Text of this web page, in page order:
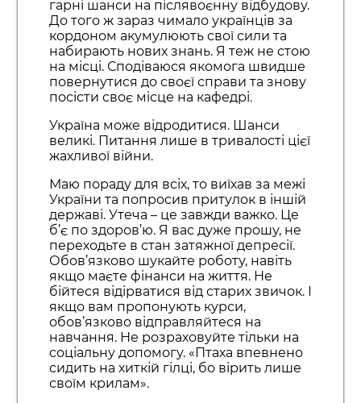
гарні шанси на післявоєнну відбудову.
До того ж зараз чимало українців за
кордоном акумулюють свої сили та
набирають нових знань. Я теж не стою
на місці. Сподіваюся якомога швидше
повернутися до своєї справи та знову
посісти своє місце на кафедрі.
Україна може відродитися. Шанси
великі. Питання лише в тривалості цієї
жахливої війни.
Маю пораду для всіх, то виїхав за межі
України та попросив притулок в іншій
державі. Утеча – це завжди важко. Це
б’є по здоров’ю. Я вас дуже прошу, не
переходьте в стан затяжної депресії.
Обов’язково шукайте роботу, навіть
якщо маєте фінанси на життя. Не
бійтеся відірватися від старих звичок. І
якщо вам пропонують курси,
обов’язково відправляйтеся на
навчання. Не розраховуйте тільки на
соціальну допомогу. «Птаха впевнено
сидить на хиткій гілці, бо вірить лише
своїм крилам».